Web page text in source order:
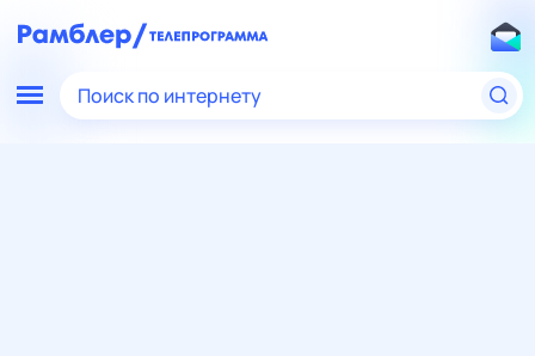
Поиск по интернету